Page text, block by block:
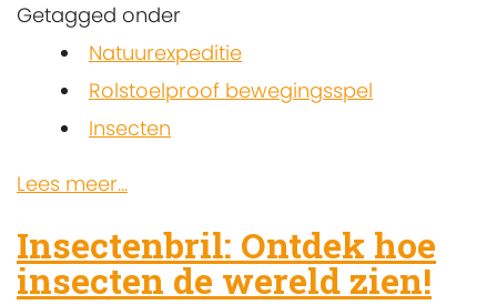
Getagged onder
Natuurexpeditie
Rolstoelproof bewegingsspel
Insecten
Lees meer...
Insectenbril: Ontdek hoe
insecten de wereld zien!